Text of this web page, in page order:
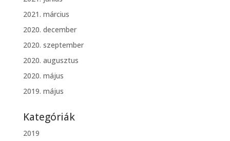
2021. március
2020. december
2020. szeptember
2020. augusztus
2020. május
2019. május
Kategóriák
2019